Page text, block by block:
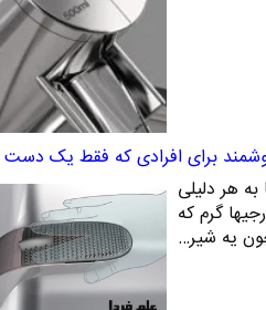
برای افرادی که فقط یک دست
هر دلیلی
گرم که
یه شیر…